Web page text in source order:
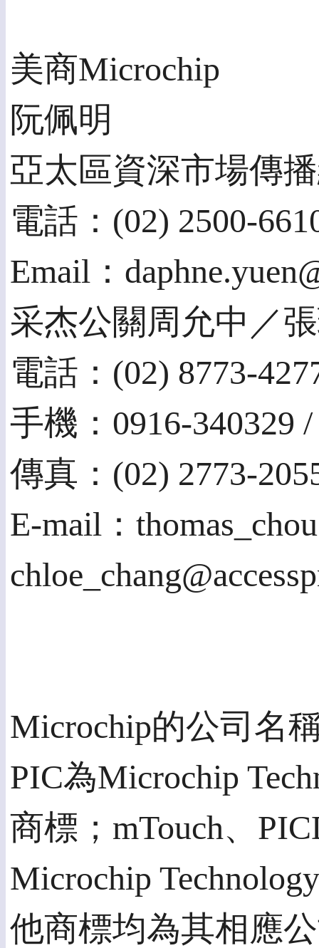
美商Microchip
阮佩明
亞太區資深市場傳
電話：(02) 2500-
Email：
采杰公關周允中／
電話：(02) 8773-
手機：0916-340329
傳真：(02) 2773-
E-mail：
Microchip的公司名
PIC為Microchip
商標；mTouch、
Microchip
他商標均為其相應